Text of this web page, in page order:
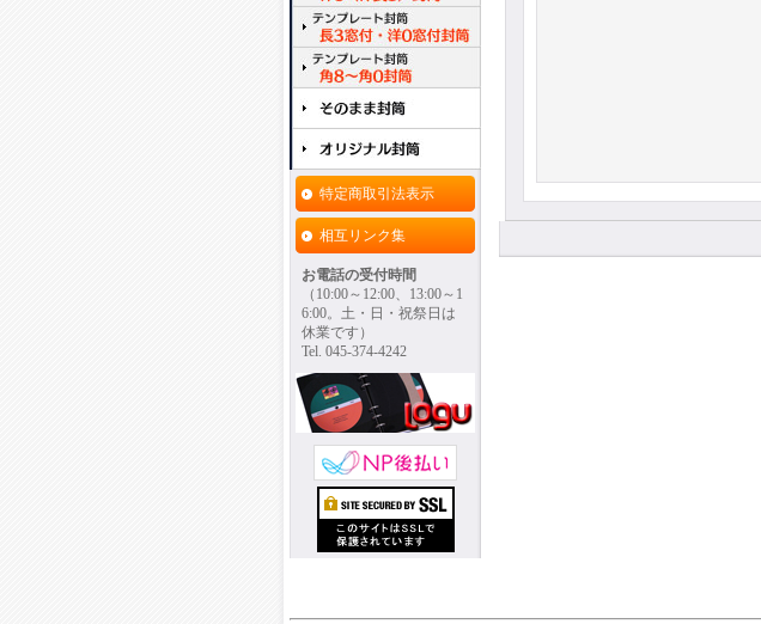
特定商取引法表示
相互リンク集
お電話の受付時間
（10:00～12:00、13:00～1
6:00。土・日・祝祭日は
休業です）
Tel. 045-374-4242